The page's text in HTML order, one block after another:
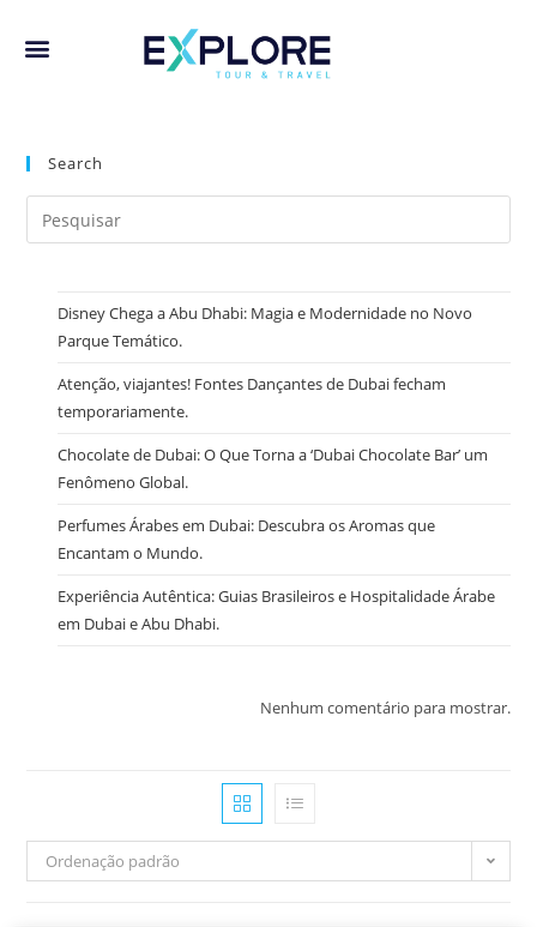
Ordenação padrão
Search
Disney Chega a Abu Dhabi: Magia e Modernidade no Novo
Parque Temático.
Atenção, viajantes! Fontes Dançantes de Dubai fecham
temporariamente.
Chocolate de Dubai: O Que Torna a ‘Dubai Chocolate Bar’ um
Fenômeno Global.
Perfumes Árabes em Dubai: Descubra os Aromas que
Encantam o Mundo.
Experiência Autêntica: Guias Brasileiros e Hospitalidade Árabe
em Dubai e Abu Dhabi.
Nenhum comentário para mostrar.